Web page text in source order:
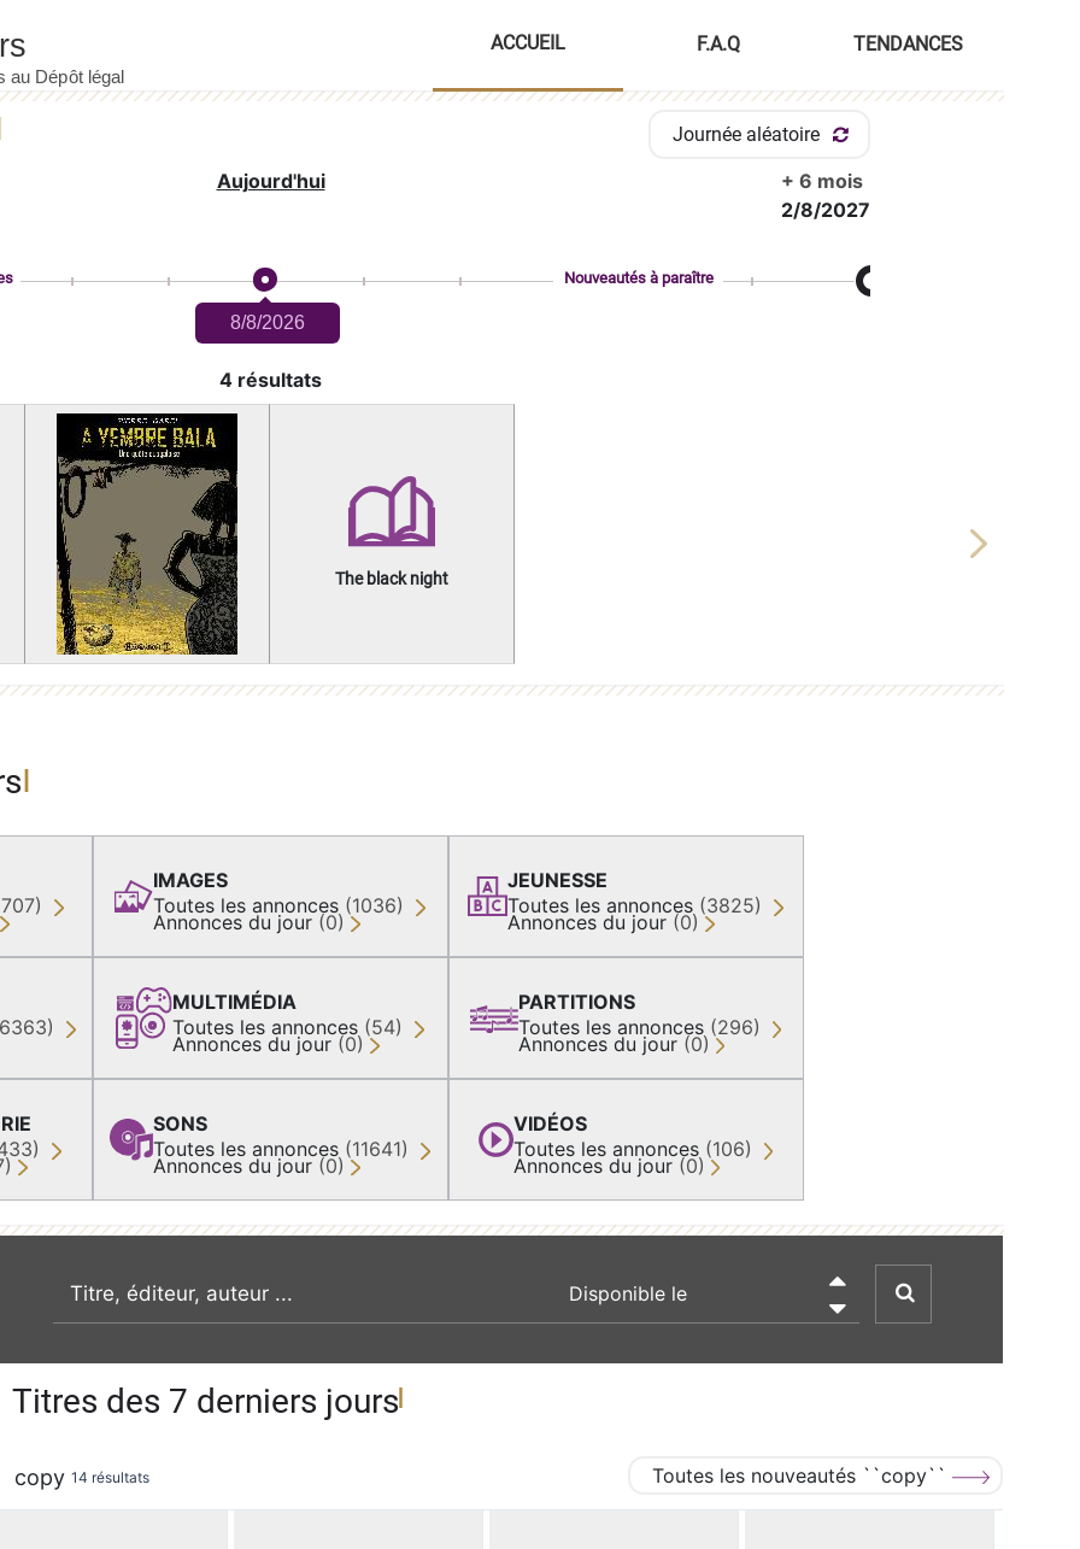
ACCUEIL F.A.Q TENDANCES
Journée aléatoire
Aujourd'hui
+ 6 mois
2/8/2027
8/8/2026
Nouveautés à paraître
4 résultats
The black night
Next
IMAGES
Toutes les annonces (1036)
Annonces du jour (0)
MULTIMÉDIA
Toutes les annonces (54)
Annonces du jour (0)
SONS
Toutes les annonces (11641)
Annonces du jour (0)
JEUNESSE
Toutes les annonces (3825)
Annonces du jour (0)
PARTITIONS
Toutes les annonces (296)
Annonces du jour (0)
VIDÉOS
Toutes les annonces (106)
Annonces du jour (0)
recherche par mot clé

Titres des 7 derniers jours
copy 14 résultats Toutes les nouveautés ``copy``